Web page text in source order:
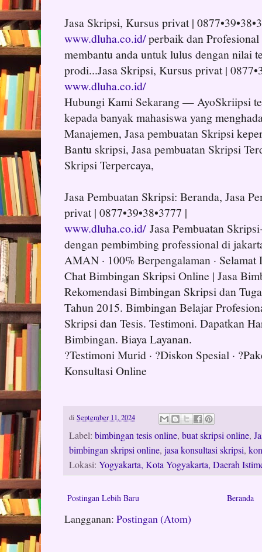
Jasa Skripsi, Kursus privat |
www.dluha.co.id/perbaik dan
membantu anda untuk lulus dengan nilai
prodi...Jasa Skripsi, Kursus privat |
www.dluha.co.id/
Hubungi Kami Sekarang — AyoSkriipsi
kepada banyak mahasiswa yang
Manajemen, Jasa pembuatan Skripsi
Bantu skripsi, Jasa pembuatan Skripsi
Skripsi Terpercaya,
Jasa Pembuatan Skripsi: Beranda, Jasa
privat | 0877•39•38•3777 |
www.dluha.co.id/Jasa Pembuatan
dengan pembimbing professional di
AMAN · 100% Berpengalaman · Selamat
Chat Bimbingan Skripsi Online | Jasa
Rekomendasi Bimbingan Skripsi dan
Tahun 2015. Bimbingan Belajar
Skripsi dan Tesis. Testimoni. Dapatkan
Bimbingan. Biaya Layanan.
?Testimoni Murid · ?Diskon Spesial ·
Konsultasi Online
di September 11, 2024
Label: bimbingan tesis online, buat skripsi online,
bimbingan skripsi online, jasa konsultasi skripsi,
Lokasi: Yogyakarta, Kota Yogyakarta, Daerah
Postingan Lebih Baru Beranda
Langganan: Postingan (Atom)